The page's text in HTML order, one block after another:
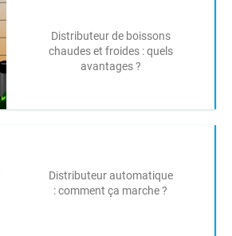
Distributeur de boissons
chaudes et froides : quels
avantages ?
Distributeur automatique
: comment ça marche ?